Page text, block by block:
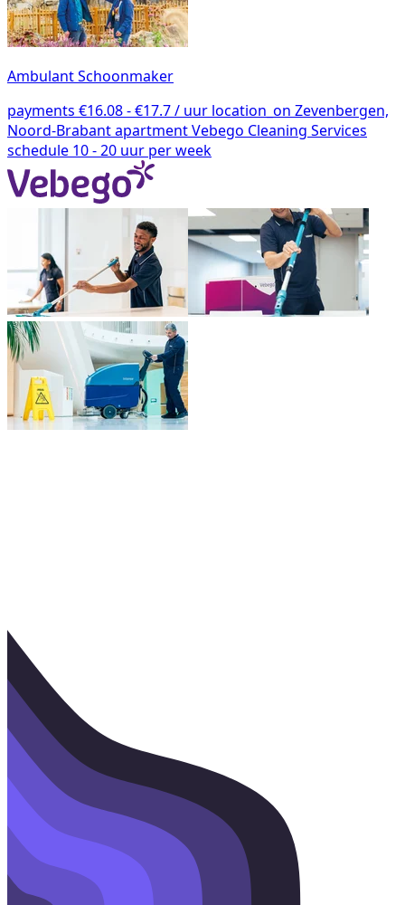
Ambulant Schoonmaker
payments €16.08 - €17.7 / uur location_on Zevenbergen,
Noord-BrabantapartmentVebego Cleaning Services
schedule 10 - 20 uur per week